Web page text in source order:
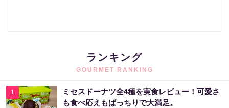
ランキング
GOURMET RANKING
1
ミセスドーナツ全4種を実食レビュー！可愛さ
も食べ応えもばっちりで大満足。